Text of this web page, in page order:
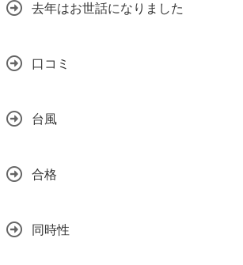
去年はお世話になりました
口コミ
台風
合格
同時性